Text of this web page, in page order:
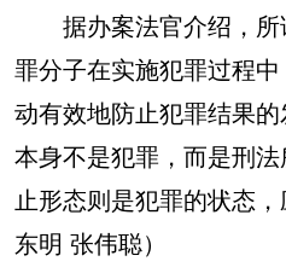
据办案法官介绍，所
罪分子在实施犯罪过程
动有效地防止犯罪结果
本身不是犯罪，而是刑
止形态则是犯罪的状态
东明 张伟聪）